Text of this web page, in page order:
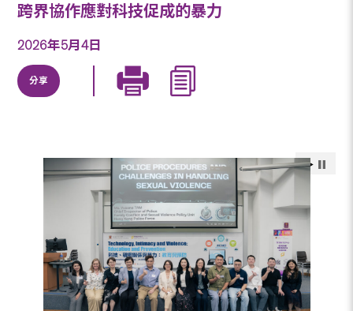
跨界協作應對科技促成的暴力
2026年5月4日
分享